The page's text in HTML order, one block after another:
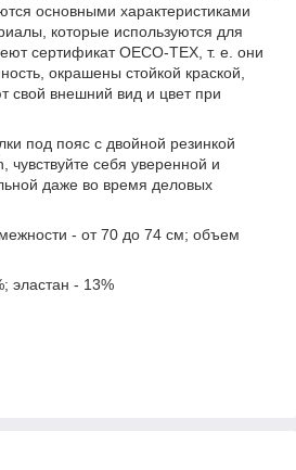
основными характеристиками
которые используются для
сертификат OECO-TEX, т. е. они
окрашены стойкой краской,
свой внешний вид и цвет при
под пояс с двойной резинкой
чувствуйте себя уверенной и
даже во время деловых
- от 70 до 74 см; объем
эластан - 13%